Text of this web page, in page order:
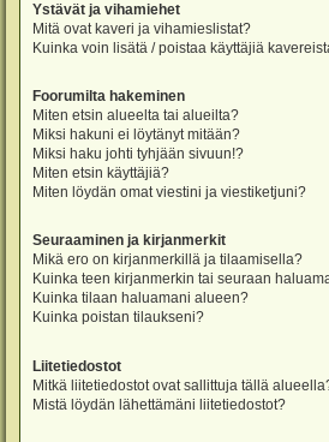
Ystävät ja vihamiehet
Mitä ovat kaveri ja vihamieslistat?
Kuinka voin lisätä / poistaa käyttäjiä
Foorumilta hakeminen
Miten etsin alueelta tai alueilta?
Miksi hakuni ei löytänyt mitään?
Miksi haku johti tyhjään sivuun!?
Miten etsin käyttäjiä?
Miten löydän omat viestini ja viestiketjuni?
Seuraaminen ja kirjanmerkit
Mikä ero on kirjanmerkillä ja tilaamisella?
Kuinka teen kirjanmerkin tai seuraan
Kuinka tilaan haluamani alueen?
Kuinka poistan tilaukseni?
Liitetiedostot
Mitkä liitetiedostot ovat sallittuja tällä
Mistä löydän lähettämäni liitetiedostot?